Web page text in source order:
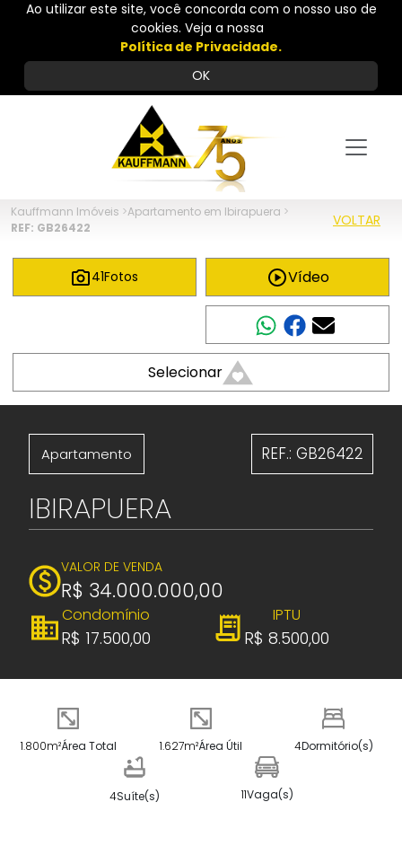
Ao utilizar este site, você concorda com o nosso uso de
cookies. Veja a nossa
Política de Privacidade.
OK
Kauffmann Imóveis >Apartamento em Ibirapuera >
REF: GB26422
VOLTAR
41Fotos Vídeo
Compartilhar
Selecionar
Apartamento REF.: GB26422
IBIRAPUERA
VALOR DE VENDA
R$ 34.000.000,00
Condomínio
R$ 17.500,00
IPTU
R$ 8.500,00
1.800m²Área Total 1.627m²Área Útil 4Dormitório(s)
4Suíte(s) 11Vaga(s)